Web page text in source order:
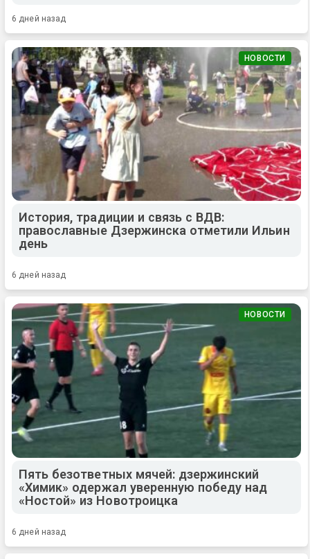
6 дней назад
НОВОСТИ
История, традиции и связь с ВДВ:
православные Дзержинска отметили Ильин
день
6 дней назад
НОВОСТИ
Пять безответных мячей: дзержинский
«Химик» одержал уверенную победу над
«Ностой» из Новотроицка
6 дней назад